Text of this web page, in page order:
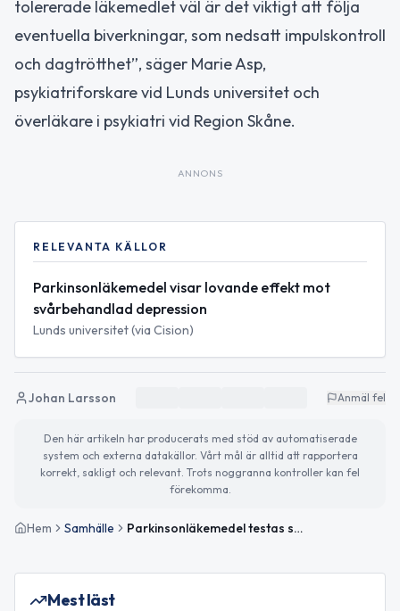
tolererade läkemedlet väl är det viktigt att följa
eventuella biverkningar, som nedsatt impulskontroll
och dagtrötthet”, säger Marie Asp,
psykiatriforskare vid Lunds universitet och
överläkare i psykiatri vid Region Skåne.
ANNONS
RELEVANTA KÄLLOR
Parkinsonläkemedel visar lovande effekt mot
svårbehandlad depression
Lunds universitet (via Cision)
Johan Larsson Anmäl fel
Den här artikeln har producerats med stöd av automatiserade
system och externa datakällor. Vårt mål är alltid att rapportera
korrekt, sakligt och relevant. Trots noggranna kontroller kan fel
förekomma.
Hem Samhälle Parkinsonläkemedel testas som tillägg vid svårbehandlad depression – lovande resultat i studie
Mest läst